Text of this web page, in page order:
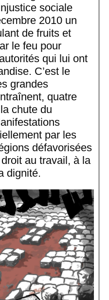
sociale
2010 un
de fruits et
le feu pour
qui lui ont
C’est le
grandes
quatre
chute du
par les
défavorisées
au travail, à la
dignité.